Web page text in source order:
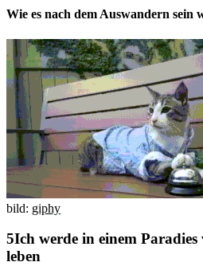
Wie es nach dem Auswandern sein
bild: giphy
Ich werde in einem
leben